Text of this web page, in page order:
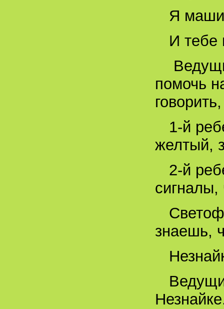
Я
И тебе
помочь
1-й
желтый,
2-й
знаешь,